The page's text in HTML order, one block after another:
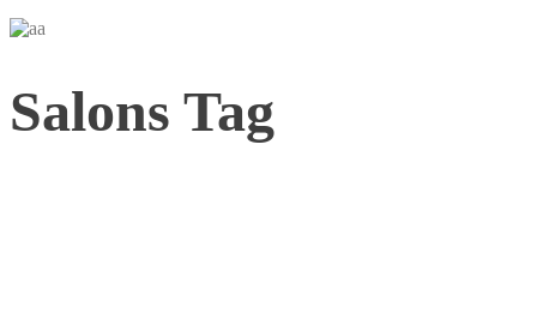
Salons Tag